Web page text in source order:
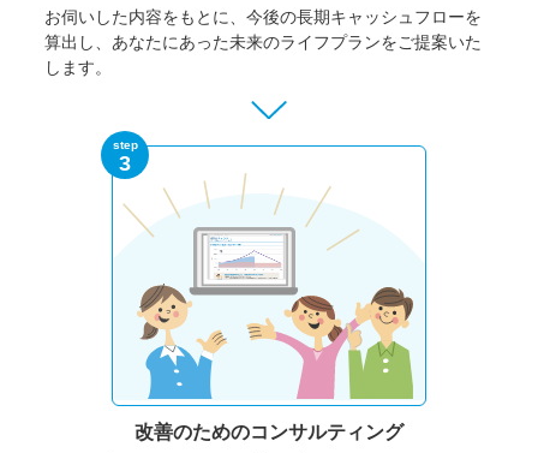
お伺いした内容をもとに、今後の長期キャッシュフローを
算出し、あなたにあった未来のライフプランをご提案いた
します。
step
3
改善のためのコンサルティング